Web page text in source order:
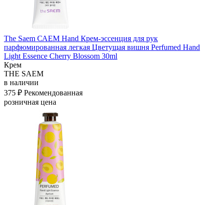
The Saem САЕМ Hand Крем-эссенция для рук
парфюмированная легкая Цветущая вишня Perfumed Hand
Light Essence Cherry Blossom 30ml
Крем
THE SAEM
в наличии
375 ₽ Рекомендованная
розничная цена